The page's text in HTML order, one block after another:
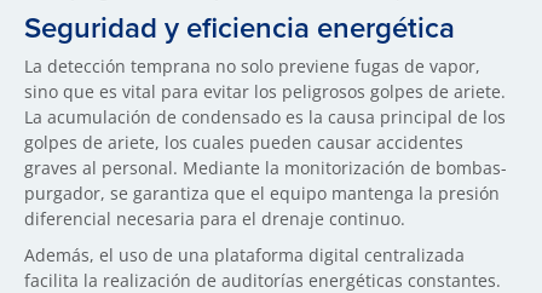
Seguridad y eficiencia energética
La detección temprana no solo previene fugas de vapor,
sino que es vital para evitar los peligrosos golpes de ariete.
La acumulación de condensado es la causa principal de los
golpes de ariete, los cuales pueden causar accidentes
graves al personal. Mediante la monitorización de bombas-
purgador, se garantiza que el equipo mantenga la presión
diferencial necesaria para el drenaje continuo.
Además, el uso de una plataforma digital centralizada
facilita la realización de auditorías energéticas constantes.